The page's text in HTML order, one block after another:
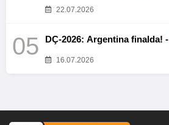
22.07.2026
05 DÇ-2026: Argentina finalda! -
16.07.2026